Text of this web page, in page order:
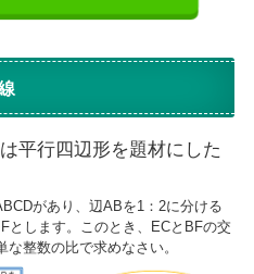
平行四辺形を題材にした
があり、辺ABを1：2に分ける
とします。このとき、ECとBFの交
整数の比で求めなさい。